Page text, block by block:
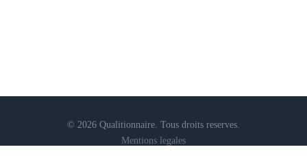
© 2026 Qualitionnaire. Tous droits reserves.
Mentions legales